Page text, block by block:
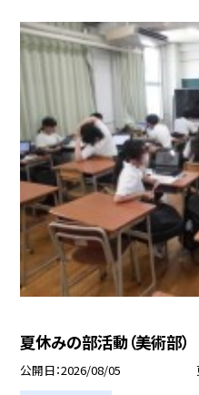
夏休みの部活動（美術部）
公開日 2026/08/05